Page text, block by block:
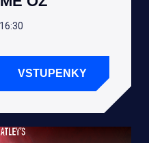
16:30
VSTUPENKY